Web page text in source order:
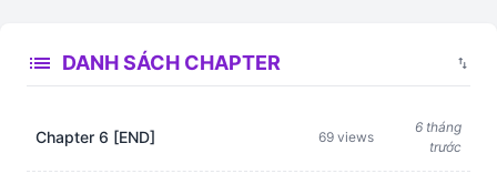
list DANH SÁCH CHAPTER swap_vert
Chapter 6 [END] 69 views
6 tháng
trước